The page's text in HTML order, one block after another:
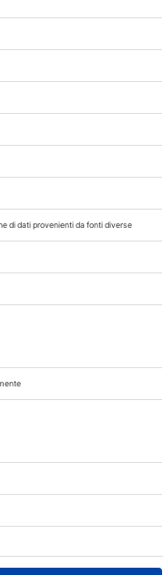
P.iva 08056040960
Enrico Forlanini 21 -
5578/2022 del